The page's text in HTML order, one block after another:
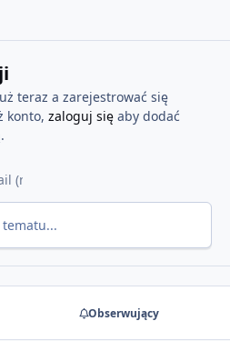
teraz a zarejestrować się
konto, zaloguj sięaby dodać
Obserwujący